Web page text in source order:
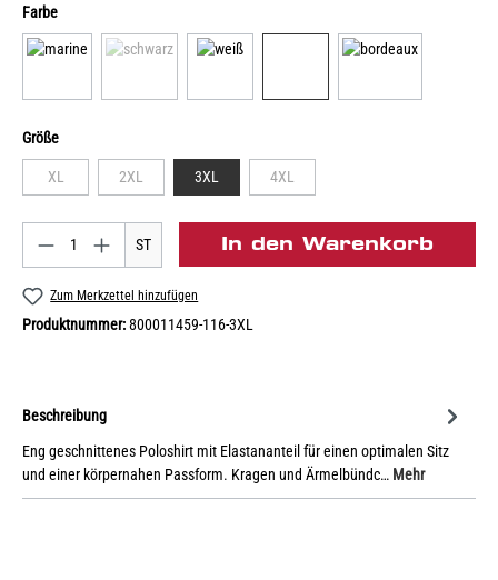
Farbe
Größe
XL 2XL 3XL 4XL
ST In den Warenkorb
Zum Merkzettel hinzufügen
Produktnummer:800011459-116-3XL
Beschreibung
Eng geschnittenes Poloshirt mit Elastananteil für einen optimalen Sitz
und einer körpernahen Passform. Kragen und Ärmelbündc… Mehr